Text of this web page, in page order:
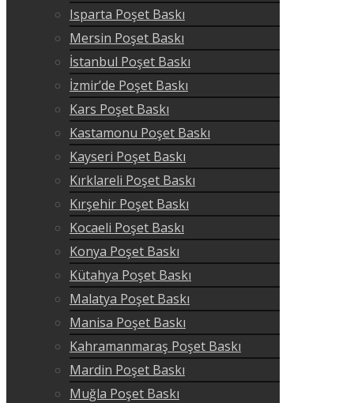
Isparta Poşet Baskı
Mersin Poşet Baskı
İstanbul Poşet Baskı
İzmir’de Poşet Baskı
Kars Poşet Baskı
Kastamonu Poşet Baskı
Kayseri Poşet Baskı
Kırklareli Poşet Baskı
Kırşehir Poşet Baskı
Kocaeli Poşet Baskı
Konya Poşet Baskı
Kütahya Poşet Baskı
Malatya Poşet Baskı
Manisa Poşet Baskı
Kahramanmaraş Poşet Baskı
Mardin Poşet Baskı
Muğla Poşet Baskı